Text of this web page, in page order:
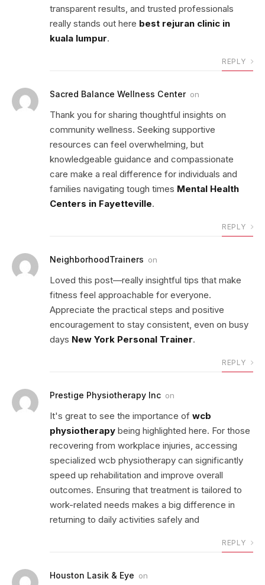
transparent results, and trusted professionals
really stands out here best rejuran clinic in
kuala lumpur.
REPLY
Sacred Balance Wellness Center on
Thank you for sharing thoughtful insights on
community wellness. Seeking supportive
resources can feel overwhelming, but
knowledgeable guidance and compassionate
care make a real difference for individuals and
families navigating tough times Mental Health
Centers in Fayetteville.
REPLY
NeighborhoodTrainers on
Loved this post—really insightful tips that make
fitness feel approachable for everyone.
Appreciate the practical steps and positive
encouragement to stay consistent, even on busy
days New York Personal Trainer.
REPLY
Prestige Physiotherapy Inc on
It's great to see the importance of wcb
physiotherapy being highlighted here. For those
recovering from workplace injuries, accessing
specialized wcb physiotherapy can significantly
speed up rehabilitation and improve overall
outcomes. Ensuring that treatment is tailored to
work-related needs makes a big difference in
returning to daily activities safely and
REPLY
Houston Lasik & Eye on